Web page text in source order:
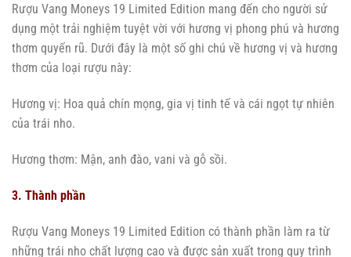
Rượu Vang Moneys 19 Limited Edition mang đến cho người sử
dụng một trải nghiệm tuyệt vời với hương vị phong phú và hương
thơm quyến rũ. Dưới đây là một số ghi chú về hương vị và hương
thơm của loại rượu này:
Hương vị: Hoa quả chín mọng, gia vị tinh tế và cái ngọt tự nhiên
của trái nho.
Hương thơm: Mận, anh đào, vani và gỗ sồi.
3. Thành phần
Rượu Vang Moneys 19 Limited Edition có thành phần làm ra từ
những trái nho chất lượng cao và được sản xuất trong quy trình